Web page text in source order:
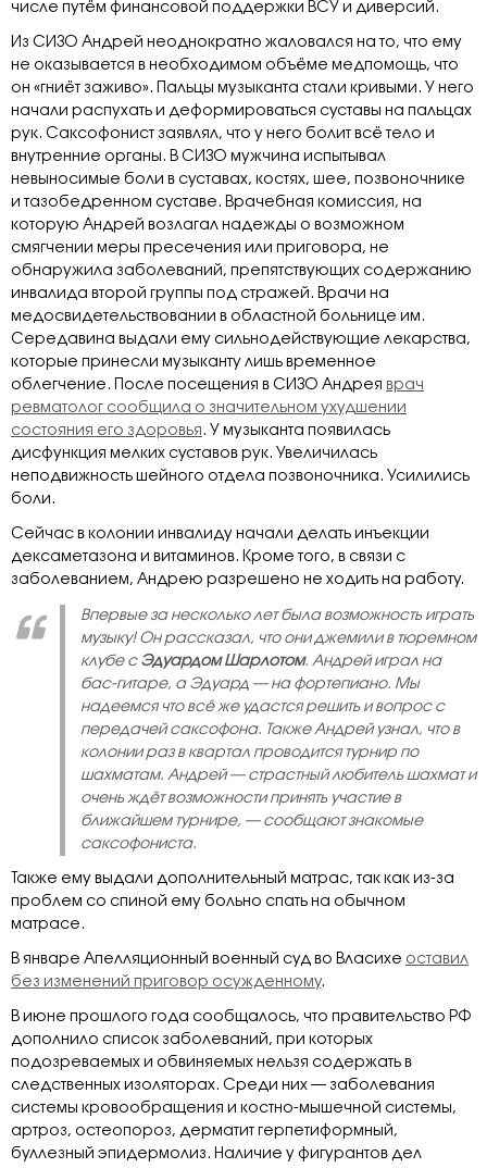
числе путём финансовой поддержки ВСУ и диверсий.
Из СИЗО Андрей неоднократно жаловался на то, что ему
не оказывается в необходимом объёме медпомощь, что
он «гниёт заживо». Пальцы музыканта стали кривыми. У него
начали распухать и деформироваться суставы на пальцах
рук. Саксофонист заявлял, что у него болит всё тело и
внутренние органы. В СИЗО мужчина испытывал
невыносимые боли в суставах, костях, шее, позвоночнике
и тазобедренном суставе. Врачебная комиссия, на
которую Андрей возлагал надежды о возможном
смягчении меры пресечения или приговора, не
обнаружила заболеваний, препятствующих содержанию
инвалида второй группы под стражей. Врачи на
медосвидетельствовании в областной больнице им.
Середавина выдали ему сильнодействующие лекарства,
которые принесли музыканту лишь временное
облегчение. После посещения в СИЗО Андрея врач
ревматолог сообщила о значительном ухудшении
состояния его здоровья . У музыканта появилась
дисфункция мелких суставов рук. Увеличилась
неподвижность шейного отдела позвоночника. Усилились
боли.
Сейчас в колонии инвалиду начали делать инъекции
дексаметазона и витаминов. Кроме того, в связи с
заболеванием, Андрею разрешено не ходить на работу.
Впервые за несколько лет была возможность играть
музыку! Он рассказал, что они джемили в тюремном
клубе с Эдуардом Шарлотом. Андрей играл на
бас-гитаре, а Эдуард — на фортепиано. Мы
надеемся что всё же удастся решить и вопрос с
передачей саксофона. Также Андрей узнал, что в
колонии раз в квартал проводится турнир по
шахматам. Андрей—страстный любитель шахмат и
очень ждёт возможности принять участие в
ближайшем турнире, — сообщают знакомые
саксофониста.
Также ему выдали дополнительный матрас, так как из-за
проблем со спиной ему больно спать на обычном
матрасе.
В январе Апелляционный военный суд во Власихе оставил
без изменений приговор осужденному.
В июне прошлого года сообщалось, что правительство РФ
дополнило список заболеваний, при которых
подозреваемых и обвиняемых нельзя содержать в
следственных изоляторах. Среди них — заболевания
системы кровообращения и костно-мышечной системы,
артроз, остеопороз, дерматит герпетиформный,
буллезный эпидермолиз. Наличие у фигурантов дел